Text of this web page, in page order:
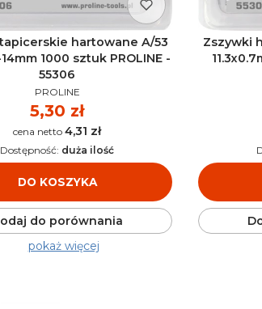
hartowane A/53
14mm 1000 sztuk PROLINE -
55306
PRODUCENT
PROLINE
Cena
5,30 zł
Cena 4,31 zł
DO KOSZYKA
Dostępność: duża ilość
do porównania
pokaż więcej
Zszywki